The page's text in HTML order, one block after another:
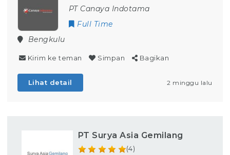
PT Canaya Indotama
Full Time
Bengkulu
Kirim ke teman Simpan Bagikan
Lihat detail 2 minggu lalu
PT Surya Asia Gemilang
(4)